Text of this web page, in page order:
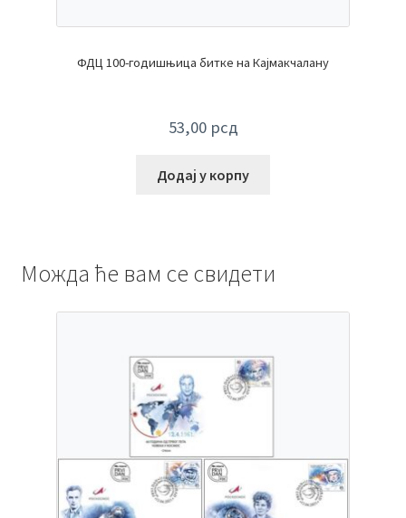
ФДЦ 100-годишњица битке на Кајмакчалану
53,00 рсд
Додај у корпу
Можда ће вам се свидети